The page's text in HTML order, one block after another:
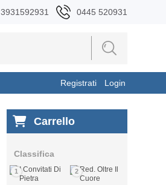
3931592931 0445 520931
Registrati Login
Carrello
Classifica
1 2